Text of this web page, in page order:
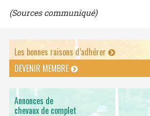
(Sources communiqué)
Les bonnes raisons d’adhérer
DEVENIR MEMBRE
Annonces de
chevaux de complet